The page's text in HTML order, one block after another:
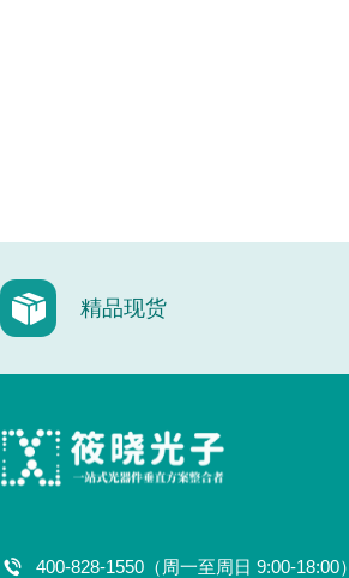
精品现货
400-828-1550（周一至周日 9:00-18:00）